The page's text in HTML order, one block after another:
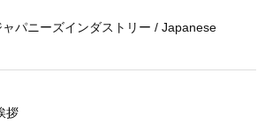
パニーズインダストリー / Japanese
拶